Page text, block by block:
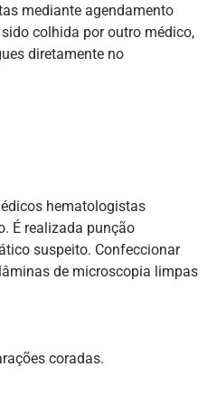
mediante agendamento
colhida por outro médico,
diretamente no
hematologistas
É realizada punção
suspeito. Confeccionar
de microscopia limpas
coradas.